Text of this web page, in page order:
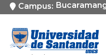
Campus: